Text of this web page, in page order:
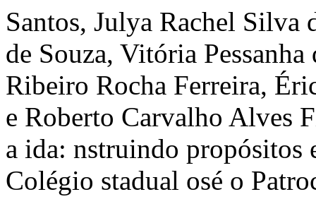
Santos, Julya Rachel Silva
de Souza, Vitória
Ribeiro Rocha Ferreira,
e Roberto Carvalho Alves
a ida: nstruindo propósitos
Colégio stadual osé o